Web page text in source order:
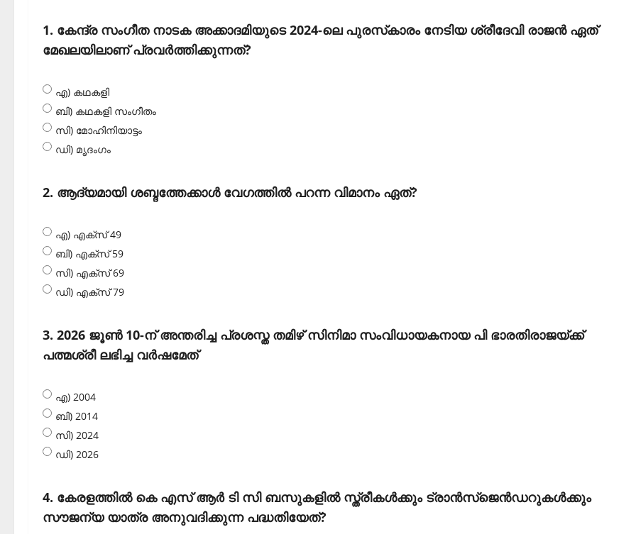
1. കേന്ദ്ര സംഗീത നാടക അക്കാദമിയുടെ 2024-ലെ പുരസ്‌കാരം നേടിയ ശ്രീദേവി രാജന്‍ ഏത്
മേഖലയിലാണ് പ്രവര്‍ത്തിക്കുന്നത്?
എ) കഥകളി
ബി) കഥകളി സംഗീതം
സി) മോഹിനിയാട്ടം
ഡി) മൃദംഗം
2. ആദ്യമായി ശബ്ദത്തേക്കാള്‍ വേഗത്തില്‍ പറന്ന വിമാനം ഏത്?
എ) എക്‌സ് 49
ബി) എക്‌സ് 59
സി) എക്‌സ് 69
ഡി) എക്‌സ് 79
3. 2026 ജൂണ്‍ 10-ന് അന്തരിച്ച പ്രശസ്ത തമിഴ് സിനിമാ സംവിധായകനായ പി ഭാരതിരാജയ്ക്ക്
പത്മശ്രീ ലഭിച്ച വര്‍ഷമേത്
എ) 2004
ബി) 2014
സി) 2024
ഡി) 2026
4. കേരളത്തില്‍ കെ എസ് ആര്‍ ടി സി ബസുകളില്‍ സ്ത്രീകള്‍ക്കും ട്രാന്‍സ്‌ജെന്‍ഡറുകള്‍ക്കും
സൗജന്യ യാത്ര അനുവദിക്കുന്ന പദ്ധതിയേത്?